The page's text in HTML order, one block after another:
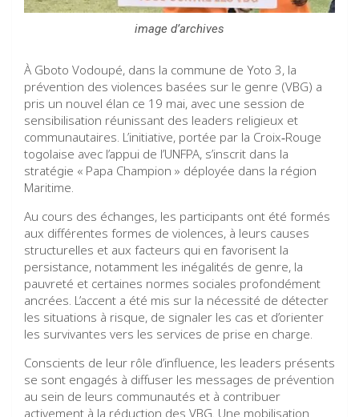
image d’archives
À Gboto Vodoupé, dans la commune de Yoto 3, la
prévention des violences basées sur le genre (VBG) a
pris un nouvel élan ce 19 mai, avec une session de
sensibilisation réunissant des leaders religieux et
communautaires. L’initiative, portée par la Croix‑Rouge
togolaise avec l’appui de l’UNFPA, s’inscrit dans la
stratégie « Papa Champion » déployée dans la région
Maritime.
Au cours des échanges, les participants ont été formés
aux différentes formes de violences, à leurs causes
structurelles et aux facteurs qui en favorisent la
persistance, notamment les inégalités de genre, la
pauvreté et certaines normes sociales profondément
ancrées. L’accent a été mis sur la nécessité de détecter
les situations à risque, de signaler les cas et d’orienter
les survivantes vers les services de prise en charge.
Conscients de leur rôle d’influence, les leaders présents
se sont engagés à diffuser les messages de prévention
au sein de leurs communautés et à contribuer
activement à la réduction des VBG. Une mobilisation